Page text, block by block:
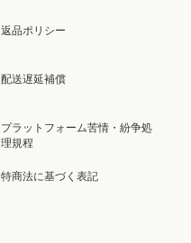
返品ポリシー
配送遅延補償
プラットフォーム苦情・紛争処
理規程
特商法に基づく表記